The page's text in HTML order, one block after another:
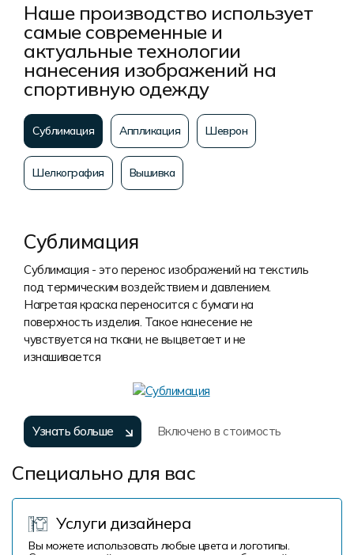
Наше производство использует
самые современные и
актуальные технологии
нанесения изображений на
спортивную одежду
Сублимация Аппликация Шеврон
Шелкография Вышивка
Сублимация
Сублимация - это перенос изображений на текстиль
под термическим воздействием и давлением.
Нагретая краска переносится с бумаги на
поверхность изделия. Такое нанесение не
чувствуется на ткани, не выцветает и не
изнашивается
Узнать больше Включено в стоимость
Специально для вас
Услуги дизайнера
Вы можете использовать любые цвета и логотипы.